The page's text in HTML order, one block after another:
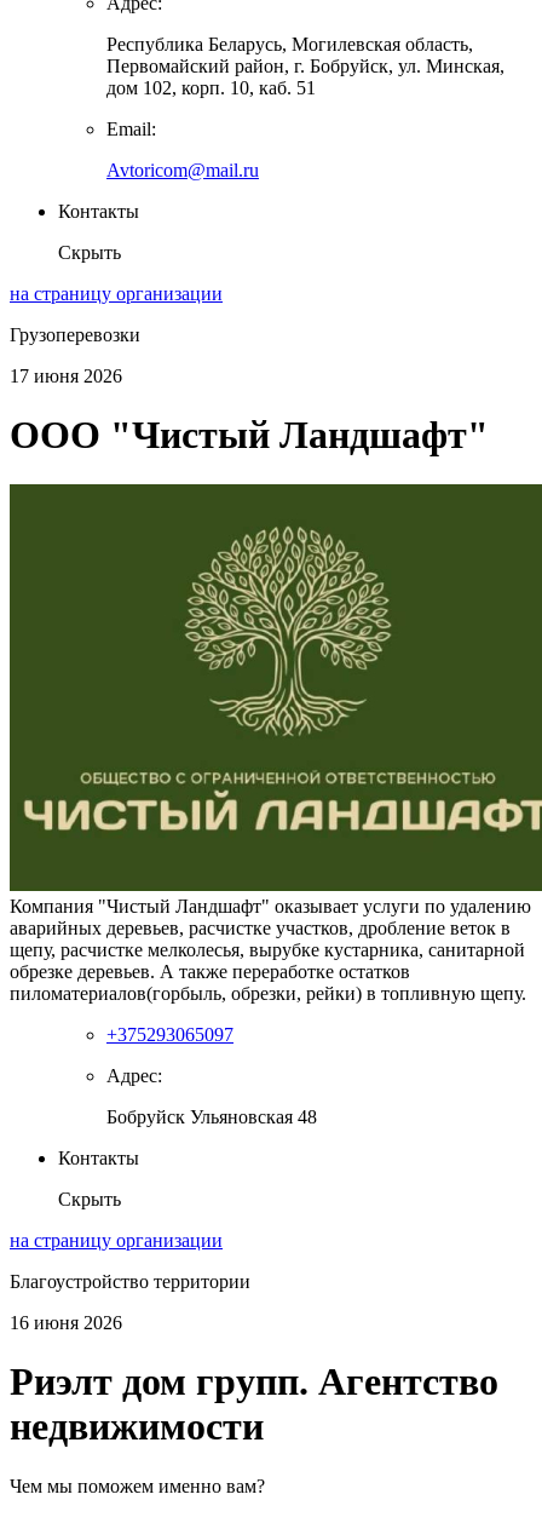
Республика Беларусь, Могилевская область,
Первомайский район, г. Бобруйск, ул. Минская,
дом 102, корп. 10, каб. 51
Email:
Avtoricom@mail.ru
Контакты
Скрыть
на страницу организации
Грузоперевозки
17 июня 2026
ООО "Чистый Ландшафт"
Компания "Чистый Ландшафт" оказывает услуги по удалению
аварийных деревьев, расчистке участков, дробление веток в
щепу, расчистке мелколесья, вырубке кустарника, санитарной
обрезке деревьев. А также переработке остатков
пиломатериалов(горбыль, обрезки, рейки) в топливную щепу.
+375293065097
Адрес:
Бобруйск Ульяновская 48
Контакты
Скрыть
на страницу организации
Благоустройство территории
16 июня 2026
Риэлт дом групп. Агентство
недвижимости
Чем мы поможем именно вам?